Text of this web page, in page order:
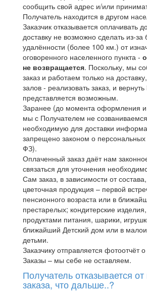
сообщить свой адрес и/или
Получатель находится в другом
Заказчик отказывается оплачивать
доставку не возможно сделать из-
удалённости (более 100 км.) от
оговоренного населенного пункта -
не возвращается. Поскольку, мы
заказ и работаем только на
залов - реализовать заказ, и
представляется возможным.
Заранее (до момента оформления и
мы с Получателем не
необходимую для доставки
запрещено законом о
ФЗ).
Оплаченный заказ даёт нам
связаться для уточнения
Сам заказ, в зависимости от
цветочная продукция – первой
пенсионного возраста или в
престарелых; кондитерские
продуктами питания, шарики,
ближайший Детский дом или в
детьми.
Заказчику отправляется фотоотчёт
Заказы – мы себе не оставляем.
Получатель отказывается
заказа, что дальше..?